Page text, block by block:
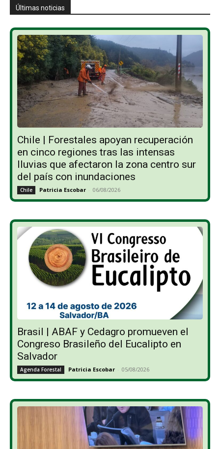
Últimas noticias
Chile | Forestales apoyan recuperación
en cinco regiones tras las intensas
lluvias que afectaron la zona centro sur
del país con inundaciones
Chile Patricia Escobar - 06/08/2026
Brasil | ABAF y Cedagro promueven el
Congreso Brasileño del Eucalipto en
Salvador
Agenda Forestal Patricia Escobar - 05/08/2026